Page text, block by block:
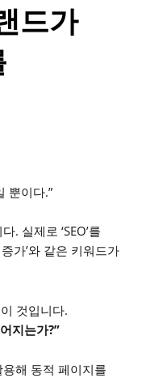
드가
뿐이다.”
. 실제로 ‘SEO’를
가’와 같은 키워드가
것입니다.
지는가?”
해 동적 페이지를